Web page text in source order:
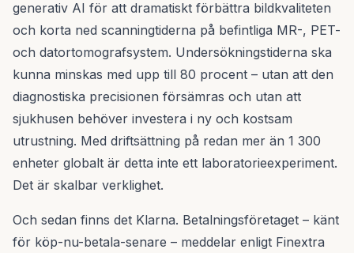
generativ AI för att dramatiskt förbättra bildkvaliteten
och korta ned scanningtiderna på befintliga MR-, PET-
och datortomografsystem. Undersökningstiderna ska
kunna minskas med upp till 80 procent – utan att den
diagnostiska precisionen försämras och utan att
sjukhusen behöver investera i ny och kostsam
utrustning. Med driftsättning på redan mer än 1 300
enheter globalt är detta inte ett laboratorieexperiment.
Det är skalbar verklighet.
Och sedan finns det Klarna. Betalningsföretaget – känt
för köp-nu-betala-senare – meddelar enligt Finextra